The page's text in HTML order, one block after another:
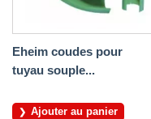
Eheim coudes pour
tuyau souple...
Ajouter au panier